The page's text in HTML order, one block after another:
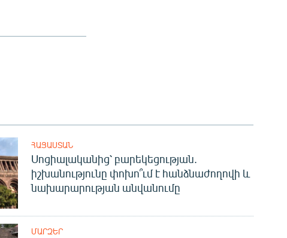
ՀԱՅԱՍՏԱՆ
Սոցիալականից՝ բարեկեցության.
իշխանությունը փոխո՞ւմ է հանձնաժողովի և
նախարարության անվանումը
ՄԱՐԶԵՐ